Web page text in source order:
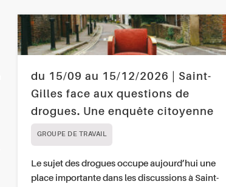
du 15/09 au 15/12/2026 | Saint-
Gilles face aux questions de
drogues. Une enquête citoyenne
GROUPE DE TRAVAIL
Le sujet des drogues occupe aujourd’hui une
place importante dans les discussions à Saint-